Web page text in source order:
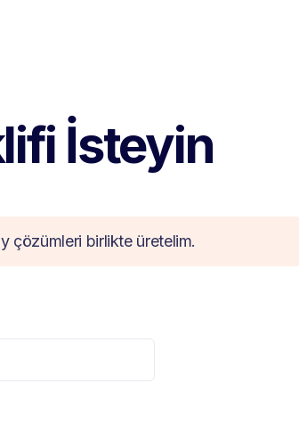
İsteyin
çözümleri birlikte üretelim.